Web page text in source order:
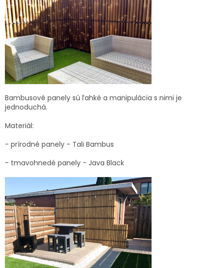
Bambusové panely sú ľahké a manipulácia s nimi je
jednoduchá.
Materiál:
- prírodné panely - Tali Bambus
- tmavohnedé panely - Java Black